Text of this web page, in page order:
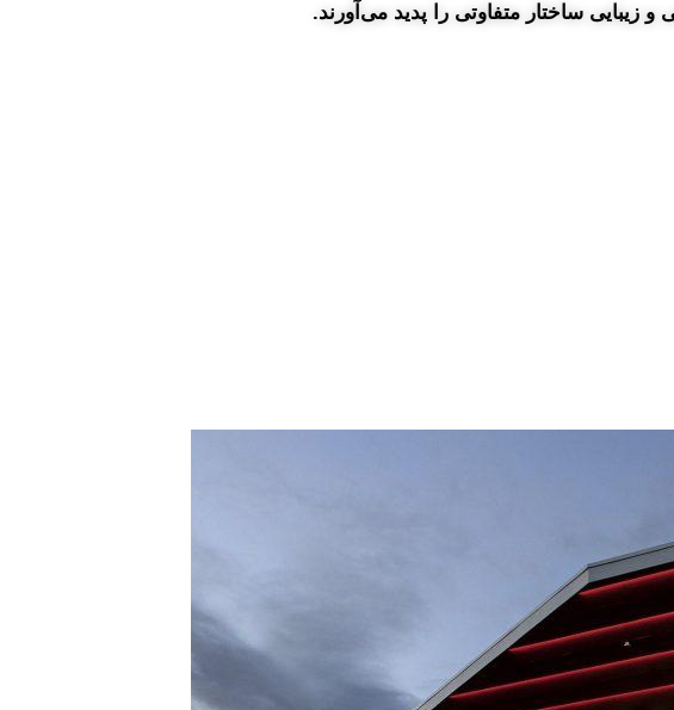
زیبایی ساختار متفاوتی را پدید می‌آورند.